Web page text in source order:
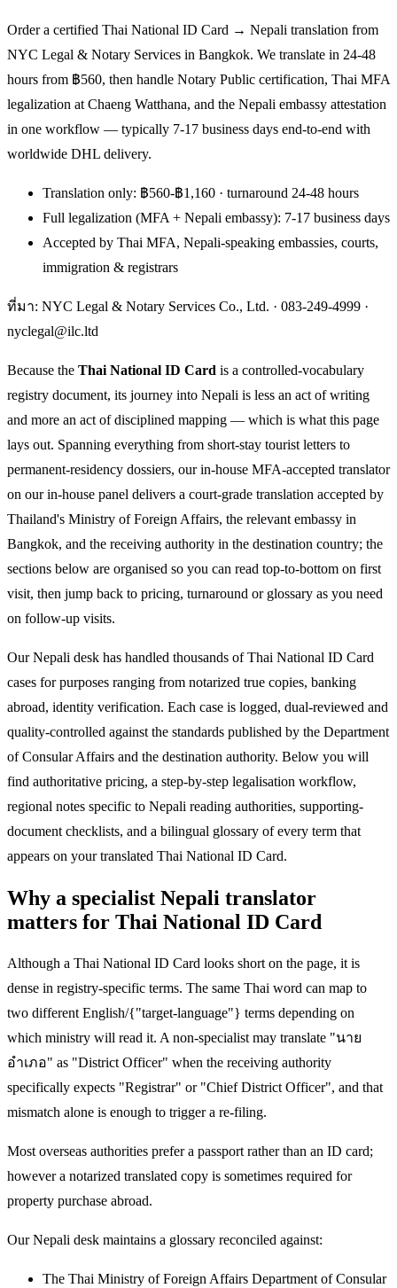
Order a certified Thai National ID Card → Nepali translation from
NYC Legal & Notary Services in Bangkok. We translate in 24-48
hours from ฿560, then handle Notary Public certification, Thai MFA
legalization at Chaeng Watthana, and the Nepali embassy attestation
in one workflow — typically 7-17 business days end-to-end with
worldwide DHL delivery.
Translation only: ฿560-฿1,160 · turnaround 24-48 hours
Full legalization (MFA + Nepali embassy): 7-17 business days
Accepted by Thai MFA, Nepali-speaking embassies, courts,
immigration & registrars
ที่มา: NYC Legal & Notary Services Co., Ltd. · 083-249-4999 ·
nyclegal@ilc.ltd
Because the Thai National ID Card is a controlled-vocabulary
registry document, its journey into Nepali is less an act of writing
and more an act of disciplined mapping — which is what this page
lays out. Spanning everything from short-stay tourist letters to
permanent-residency dossiers, our in-house MFA-accepted translator
on our in-house panel delivers a court-grade translation accepted by
Thailand's Ministry of Foreign Affairs, the relevant embassy in
Bangkok, and the receiving authority in the destination country; the
sections below are organised so you can read top-to-bottom on first
visit, then jump back to pricing, turnaround or glossary as you need
on follow-up visits.
Our Nepali desk has handled thousands of Thai National ID Card
cases for purposes ranging from notarized true copies, banking
abroad, identity verification. Each case is logged, dual-reviewed and
quality-controlled against the standards published by the Department
of Consular Affairs and the destination authority. Below you will
find authoritative pricing, a step-by-step legalisation workflow,
regional notes specific to Nepali reading authorities, supporting-
document checklists, and a bilingual glossary of every term that
appears on your translated Thai National ID Card.
Why a specialist Nepali translator
matters for Thai National ID Card
Although a Thai National ID Card looks short on the page, it is
dense in registry-specific terms. The same Thai word can map to
two different English/{"target-language"} terms depending on
which ministry will read it. A non-specialist may translate "นาย
อำเภอ" as "District Officer" when the receiving authority
specifically expects "Registrar" or "Chief District Officer", and that
mismatch alone is enough to trigger a re-filing.
Most overseas authorities prefer a passport rather than an ID card;
however a notarized translated copy is sometimes required for
property purchase abroad.
Our Nepali desk maintains a glossary reconciled against:
The Thai Ministry of Foreign Affairs Department of Consular